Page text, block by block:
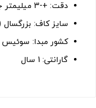
دقت: +-3 میلیمتر جیوه
سایز کاف: بزرگسال (22- 32
کشور مبدا: سوئیس
گارانتی: 1 سال